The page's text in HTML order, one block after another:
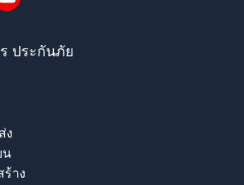
ประกันภัย
ง
น
าง